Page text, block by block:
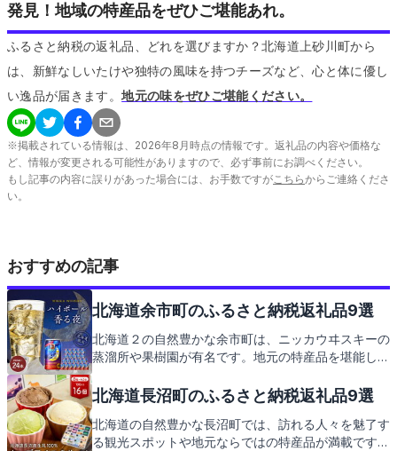
発見！地域の特産品をぜひご堪能あれ。
ふるさと納税の返礼品、どれを選びますか？北海道上砂川町から
は、新鮮なしいたけや独特の風味を持つチーズなど、心と体に優し
い逸品が届きます。地元の味をぜひご堪能ください。
※掲載されている情報は、 2026年8 月時点の情報です。返礼品の内容や価格な
ど、情報が変更される可能性がありますので、必ず事前にお調べください。
もし記事の内容に誤りがあった場合には、お手数ですがこちらからご連絡くださ
い。
おすすめの記事
北海道余市町のふるさと納税返礼品9選
北海道２の自然豊かな余市町は、ニッカウヰスキーの
蒸溜所や果樹園が有名です。地元の特産品を堪能しな
介もお楽しみに。
北海道長沼町のふるさと納税返礼品9選
北海道の自然豊かな長沼町では、訪れる人々を魅了す
る観光スポットや地元ならではの特産品が満載です。